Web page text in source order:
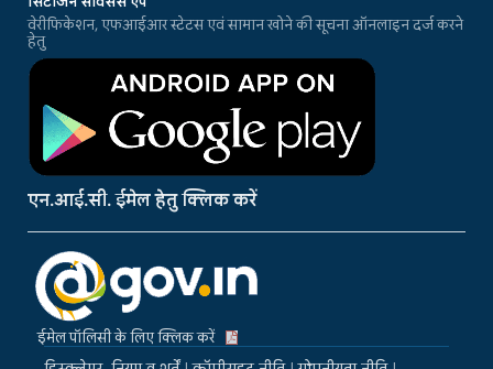
वेरीफिकेशन, एफआईआर स्टेटस एवं सामान खोने की सूचना ऑनलाइन दर्ज करने
हेतु
एन.आई.सी. ईमेल हेतु क्लिक करें
ईमेल पॉलिसी के लिए क्लिक करें